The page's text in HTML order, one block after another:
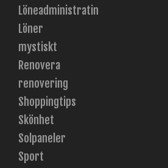
Löneadministratin
Löner
mystiskt
Renovera
renovering
Shoppingtips
Skönhet
Solpaneler
Sport